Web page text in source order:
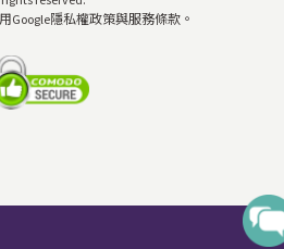
Google隱私權政策與服務條款。